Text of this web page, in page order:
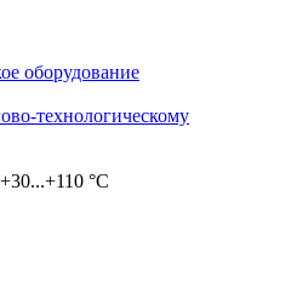
оборудование
технологическому
°C